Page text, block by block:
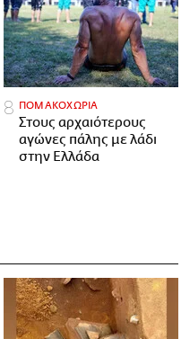
ΠΟΜΑΚΟΧΩΡΙΑ
Στους αρχαιότερους
αγώνες πάλης με λάδι
στην Ελλάδα